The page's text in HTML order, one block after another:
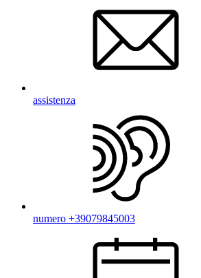
assistenza
numero +39079845003